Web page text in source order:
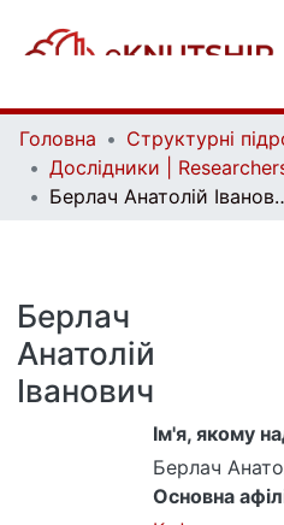
Головна
Дослідники |
Берлач
Берлач
Анатолій
Іванович
Ім'я, якому
Берлач
Основна